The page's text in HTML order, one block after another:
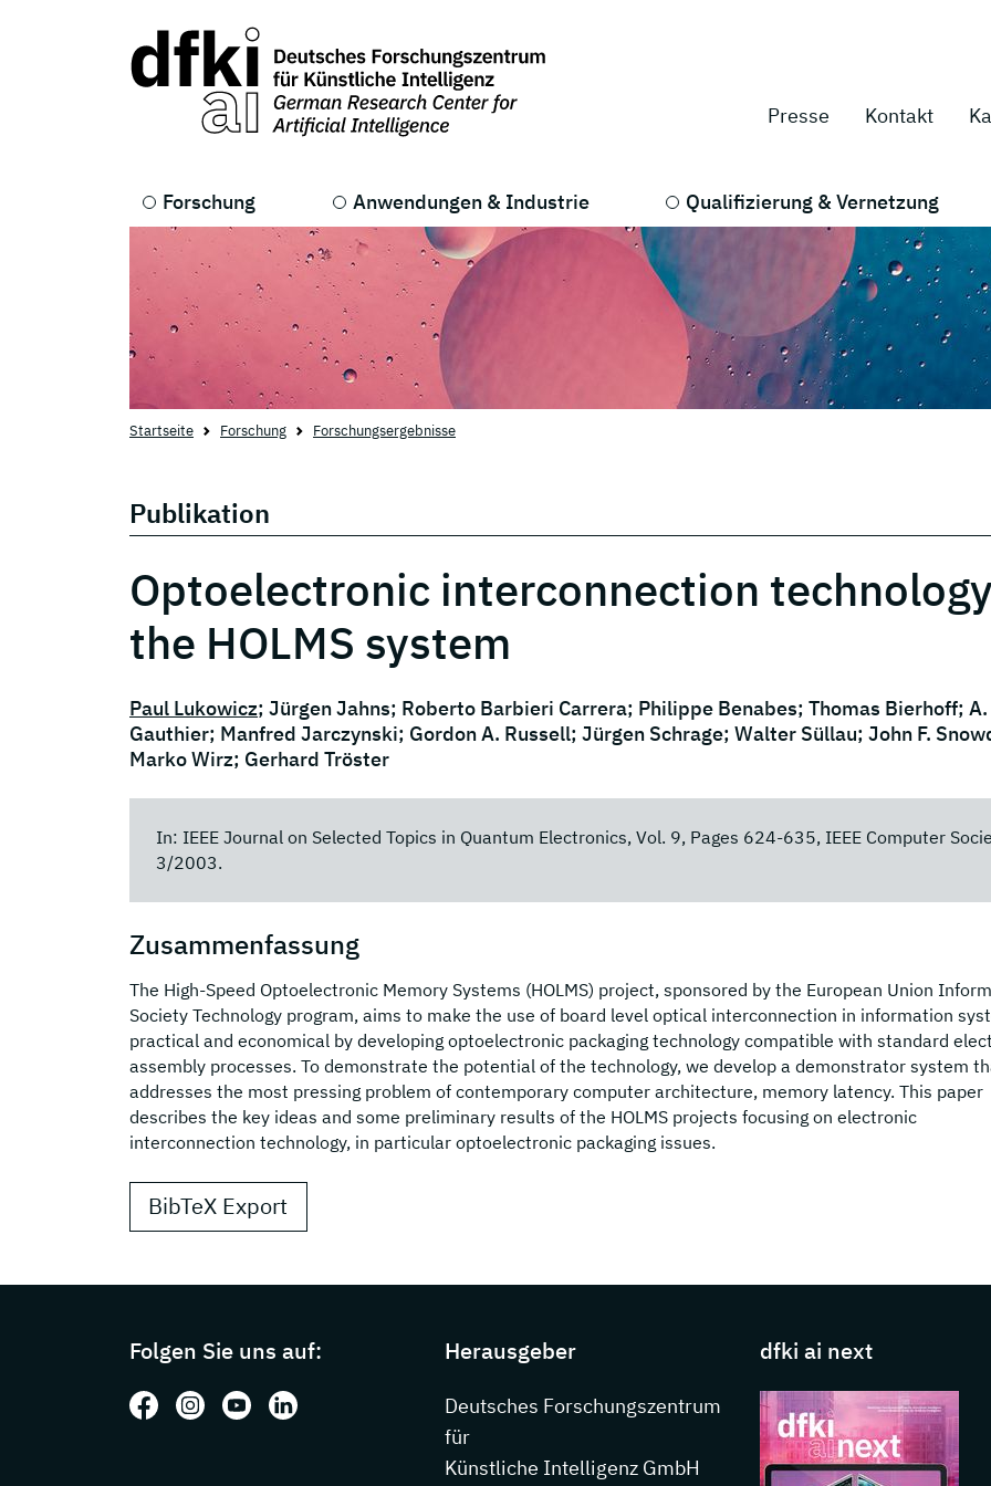
Presse Kontakt
Forschung Anwendungen & Industrie Qualifizierung & Vernetzung
Startseite Forschung Forschungsergebnisse
Publikation
Optoelectronic interconnection
the HOLMS system
Paul Lukowicz; Jürgen Jahns; Roberto Barbieri Carrera; Philippe Benabes; Thomas Bierhoff; A.
Gauthier; Manfred Jarczynski; Gordon A. Russell; Jürgen Schrage; Walter Süllau; John F.
Marko Wirz; Gerhard Tröster
In: IEEE Journal on Selected Topics in Quantum Electronics, Vol. 9, Pages 624-635, IEEE Computer
3/2003.
Zusammenfassung
The High-Speed Optoelectronic Memory Systems (HOLMS) project, sponsored by the European Union
Society Technology program, aims to make the use of board level optical interconnection in information
practical and economical by developing optoelectronic packaging technology compatible with standard
assembly processes. To demonstrate the potential of the technology, we develop a demonstrator system
addresses the most pressing problem of contemporary computer architecture, memory latency. This paper
describes the key ideas and some preliminary results of the HOLMS projects focusing on electronic
interconnection technology, in particular optoelectronic packaging issues.
BibTeX Export
Folgen Sie uns auf:
Folgen Sie uns auf: Facebook
Folgen Sie uns auf: Instagram
Folgen Sie uns auf: Youtube
Folgen Sie uns auf: LinkedIn
Herausgeber
Deutsches Forschungszentrum
für
Künstliche Intelligenz GmbH
dfki ai next